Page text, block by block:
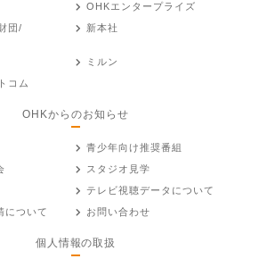
OHKエンタープライズ
団/
新本社
ミルン
コム
OHKからのお知らせ
青少年向け推奨番組
スタジオ見学
テレビ視聴データについて
について
お問い合わせ
個人情報の取扱